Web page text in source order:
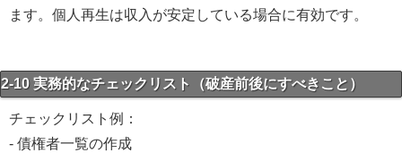
ます。個人再生は収入が安定している場合に有効です。
2-10 実務的なチェックリスト（破産前後にすべきこと）
チェックリスト例：
- 債権者一覧の作成